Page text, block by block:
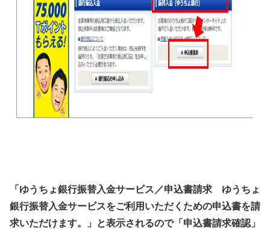
「ゆうちょ銀行振替入金サービス／申込書請求 ゆうちょ
銀行振替入金サービスをご利用いただくための申込書を請
求いただけます。」と表示されるので「申込書請求確認」